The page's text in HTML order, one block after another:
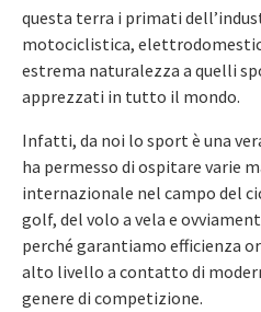
questa terra i primati
motociclistica,
estrema naturalezza a quelli
apprezzati in tutto il mondo.
Infatti, da noi lo sport è una
ha permesso di ospitare varie
internazionale nel campo del
golf, del volo a vela e
perché garantiamo efficienza
alto livello a contatto di
genere di competizione.